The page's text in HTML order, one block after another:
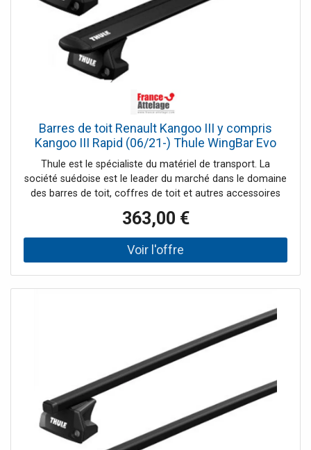
Barres de toit Renault Kangoo III y compris
Kangoo III Rapid (06/21-) Thule WingBar Evo
Black
Thule est le spécialiste du matériel de transport. La
société suédoise est le leader du marché dans le domaine
des barres de toit, coffres de toit et autres accessoires
offre une large gamme de la marque Thule et vous
propose les meilleurs prix tout au long de l'année.
363,00 €